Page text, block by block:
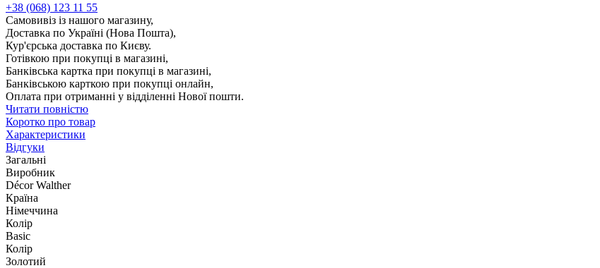
+38 (068) 123 11 55
Самовивіз із нашого магазину,
Доставка по Україні (Нова Пошта),
Кур'єрська доставка по Києву.
Готівкою при покупці в магазині,
Банківська картка при покупці в магазині,
Банківською карткою при покупці онлайн,
Оплата при отриманні у відділенні Нової пошти.
Читати повністю
Коротко про товар
Характеристики
Відгуки
Загальні
Виробник
Décor Walther
Країна
Німеччина
Колір
Basic
Колір
Золотий